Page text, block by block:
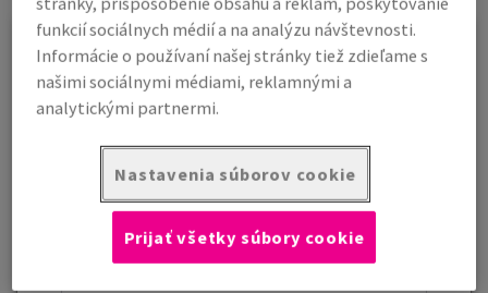
Krstné meno*
Priezvisko*
funkcií sociálnych médií a na analýzu návštevnosti.
Informácie o používaní našej stránky tiež zdieľame s
našimi sociálnymi médiami, reklamnými a
analytickými partnermi.
Nastavenia súborov cookie
Prijať všetky súbory cookie